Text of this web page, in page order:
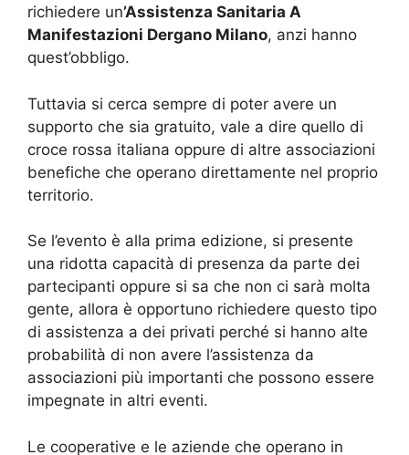
richiedere un’Assistenza Sanitaria A
Manifestazioni Dergano Milano, anzi hanno
quest’obbligo.
Tuttavia si cerca sempre di poter avere un
supporto che sia gratuito, vale a dire quello di
croce rossa italiana oppure di altre associazioni
benefiche che operano direttamente nel proprio
territorio.
Se l’evento è alla prima edizione, si presente
una ridotta capacità di presenza da parte dei
partecipanti oppure si sa che non ci sarà molta
gente, allora è opportuno richiedere questo tipo
di assistenza a dei privati perché si hanno alte
probabilità di non avere l’assistenza da
associazioni più importanti che possono essere
impegnate in altri eventi.
Le cooperative e le aziende che operano in